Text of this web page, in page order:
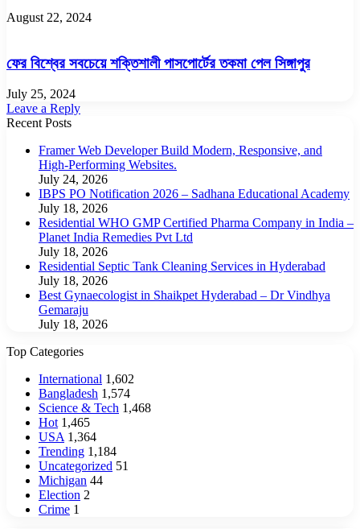
August 22, 2024
ফের বিশ্বের সবচেয়ে শক্তিশালী পাসপোর্টের তকমা পেল সিঙ্গাপুর
July 25, 2024
Leave a Reply
Recent Posts
Framer Web Developer Build Modern, Responsive, and
High-Performing Websites.
July 24, 2026
IBPS PO Notification 2026 – Sadhana Educational Academy
July 18, 2026
Residential WHO GMP Certified Pharma Company in India –
Planet India Remedies Pvt Ltd
July 18, 2026
Residential Septic Tank Cleaning Services in Hyderabad
July 18, 2026
Best Gynaecologist in Shaikpet Hyderabad – Dr Vindhya
Gemaraju
July 18, 2026
Top Categories
International 1,602
Bangladesh 1,574
Science & Tech 1,468
Hot 1,465
USA 1,364
Trending 1,184
Uncategorized 51
Michigan 44
Election 2
Crime 1